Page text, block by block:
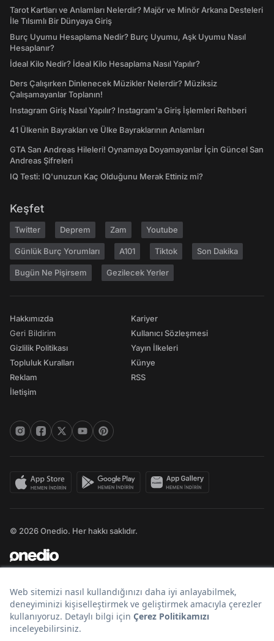
Tarot Kartları ve Anlamları Nelerdir? Majör ve Minör Arkana Desteleri
İle Tılsımlı Bir Dünyaya Giriş
Burç Uyumu Hesaplama Nedir? Burç Uyumu, Aşk Uyumu Nasıl
Hesaplanır?
İdeal Kilo Nedir? İdeal Kilo Hesaplama Nasıl Yapılır?
Ders Çalışırken Dinlenecek Müzikler Nelerdir? Müziksiz
Çalışamayanlar Toplanın!
Instagram Giriş Nasıl Yapılır? Instagram'a Giriş İşlemleri Rehberi
41 Ülkenin Bayrakları ve Ülke Bayraklarının Anlamları
GTA San Andreas Hileleri! Oynamaya Doyamayanlar İçin Güncel San
Andreas Şifreleri
IQ Testi: IQ'unuzun Kaç Olduğunu Merak Ettiniz mi?
Keşfet
Twitter Deprem Zam Youtube
Günlük Burç Yorumları A101 Tiktok Son Dakika
Bugün Ne Pişirsem Gezilecek Yerler
Hakkımızda
Geri Bildirim
Gizlilik Politikası
Topluluk Kuralları
Reklam
İletişim
Kariyer
Kullanıcı Sözleşmesi
Yayın İlkeleri
Künye
RSS
© 2026 Onedio. Her hakkı saklıdır.
Bir markasıdır.